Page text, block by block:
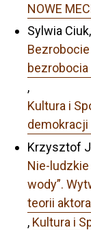
NOWE
Sylwia Ciuk,
bezrobocia
,
Kultura i
demokracji
Krzysztof
Nie-
wody”.
teorii
, Kultura i